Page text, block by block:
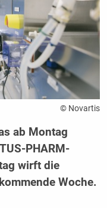
© Novartis
ab Montag
PHARM-
wirft die
Woche.